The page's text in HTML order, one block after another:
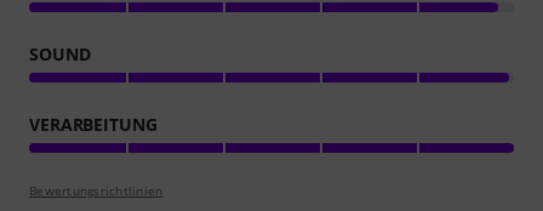
SOUND
VERARBEITUNG
Bewertungsrichtlinien